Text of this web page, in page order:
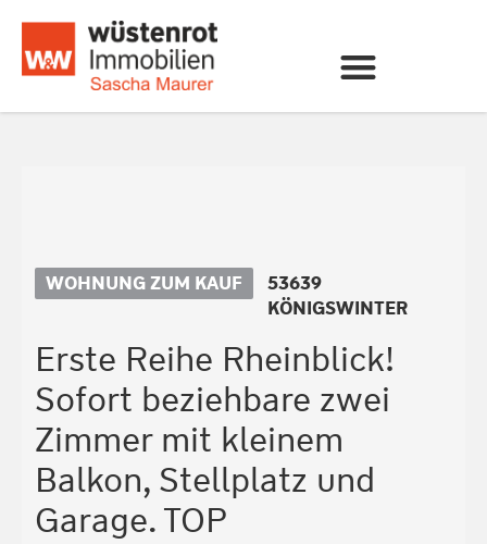
WOHNUNG ZUM KAUF
53639
KÖNIGSWINTER
Erste Reihe Rheinblick!
Sofort beziehbare zwei
Zimmer mit kleinem
Balkon, Stellplatz und
Garage. TOP